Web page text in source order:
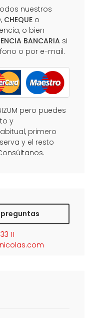
nuestros
, CHEQUE o
o bien
BANCARIA si
o por e-mail.
pero puedes
y
primero
y el resto
preguntas
11